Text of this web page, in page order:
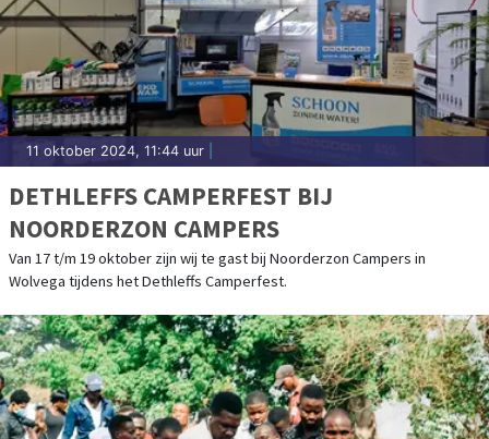
11 oktober 2024, 11:44 uur
DETHLEFFS CAMPERFEST BIJ
NOORDERZON CAMPERS
Van 17 t/m 19 oktober zijn wij te gast bij Noorderzon Campers in
Wolvega tijdens het Dethleffs Camperfest.